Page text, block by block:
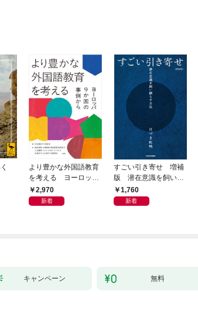
より豊かな外国語教育
を考える ヨーロッパ
9か国の事例から
2,970
新着
すごい引き寄せ 増補
版 潜在意識を飼い馴
らす方法
1,760
新着
キャンペーン 無料